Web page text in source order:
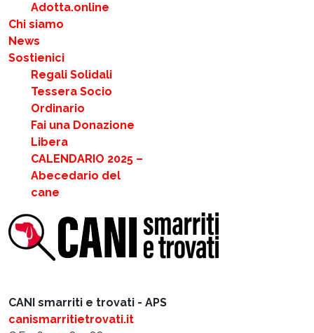
CANI smarriti e trovati - APS
canismarritietrovati.it
Adotta.online
Chi siamo
News
Sostienici
Regali Solidali
Tessera Socio
Ordinario
Fai una Donazione
Libera
CALENDARIO 2025 –
Abecedario del
cane